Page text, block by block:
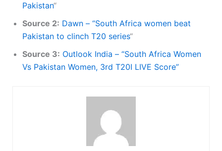
Pakistan“
Source 2: Dawn – “South Africa women beat
Pakistan to clinch T20 series“
Source 3: Outlook India – “South Africa Women
Vs Pakistan Women, 3rd T20I LIVE Score”